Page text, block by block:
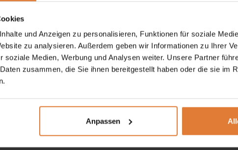
und Anzeigen zu personalisieren, Funktionen für soziale
zu analysieren. Außerdem geben wir Informationen zu Ihrer
soziale Medien, Werbung und Analysen weiter. Unsere Partner
zusammen, die Sie ihnen bereitgestellt haben oder die sie im
Anpassen
cm